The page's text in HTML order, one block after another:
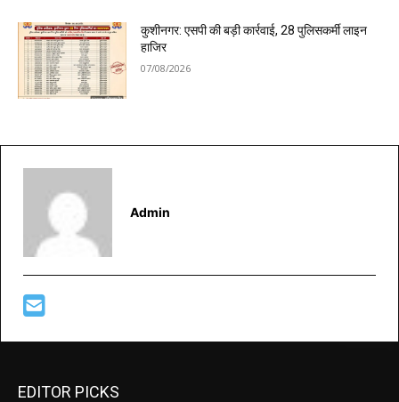
कुशीनगर: एसपी की बड़ी कार्रवाई, 28 पुलिसकर्मी लाइन
हाजिर
07/08/2026
Admin
EDITOR PICKS